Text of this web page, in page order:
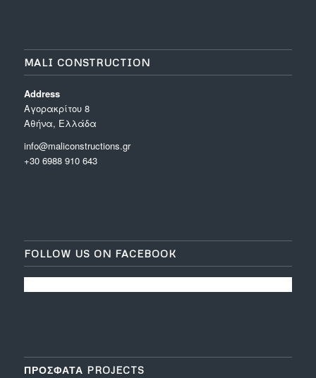
MALI CONSTRUCTION
Address
Aγορακρίτου 8
Αθήνα, Ελλάδα
info@maliconstructions.gr
+30 6988 910 643
FOLLOW US ON FACEBOOK
ΠΡΟΣΦΑΤΑ PROJECTS